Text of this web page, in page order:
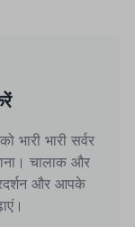
भारी सर्वर
चालाक और
और आपके